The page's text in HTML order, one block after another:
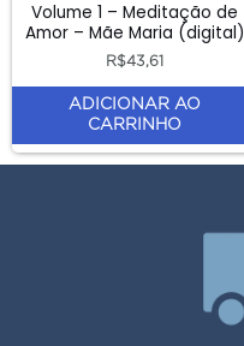
Volume 1 – Meditação de
Amor – Mãe Maria (digital)
R$43,61
ADICIONAR AO
CARRINHO